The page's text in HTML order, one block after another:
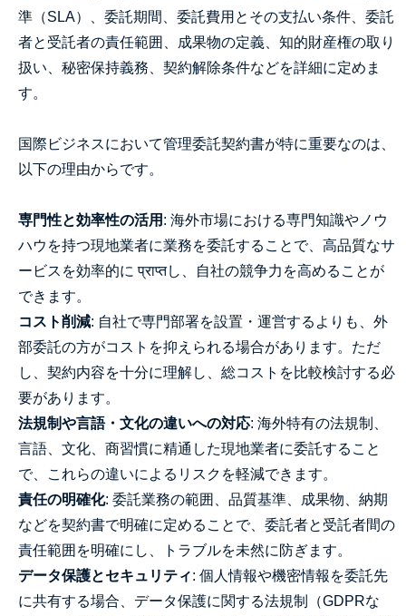
準（SLA）、委託期間、委託費用とその支払い条件、委託
者と受託者の責任範囲、成果物の定義、知的財産権の取り
扱い、秘密保持義務、契約解除条件などを詳細に定めま
す。
国際ビジネスにおいて管理委託契約書が特に重要なのは、
以下の理由からです。
専門性と効率性の活用 : 海外市場における専門知識やノウ
ハウを持つ現地業者に業務を委託することで、高品質なサ
ービスを効率的に प्राप्तし、自社の競争力を高めることが
できます。
コスト削減: 自社で専門部署を設置・運営するよりも、外
部委託の方がコストを抑えられる場合があります。ただ
し、契約内容を十分に理解し、総コストを比較検討する必
要があります。
法規制や言語・文化の違いへの対応: 海外特有の法規制、
言語、文化、商習慣に精通した現地業者に委託すること
で、これらの違いによるリスクを軽減できます。
責任の明確化: 委託業務の範囲、品質基準、成果物、納期
などを契約書で明確に定めることで、委託者と受託者間の
責任範囲を明確にし、トラブルを未然に防ぎます。
データ保護とセキュリティ: 個人情報や機密情報を委託先
に共有する場合、データ保護に関する法規制（GDPRな